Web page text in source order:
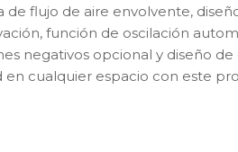
de flujo de aire envolvente,
función de oscilación
negativos opcional y diseño
cualquier espacio con este